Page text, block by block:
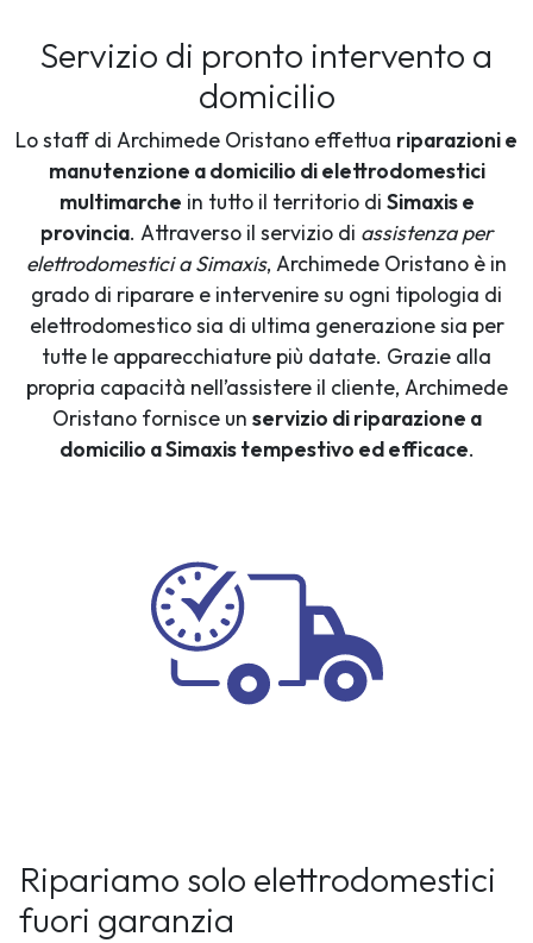
Servizio di pronto intervento a
domicilio
Lo staff di Archimede Oristano effettua riparazioni e
manutenzione a domicilio di elettrodomestici
multimarche in tutto il territorio di Simaxis e
provincia. Attraverso il servizio di assistenza per
elettrodomestici a Simaxis, Archimede Oristano è in
grado di riparare e intervenire su ogni tipologia di
elettrodomestico sia di ultima generazione sia per
tutte le apparecchiature più datate. Grazie alla
propria capacità nell’assistere il cliente, Archimede
Oristano fornisce un servizio di riparazione a
domicilio a Simaxis tempestivo ed efficace.
Ripariamo solo elettrodomestici
fuori garanzia